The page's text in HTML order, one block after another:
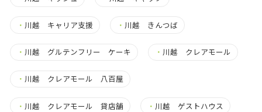
・ 川越 キャリア支援 ・ 川越 きんつば
・ 川越 グルテンフリー ケーキ ・ 川越 クレアモール
・ 川越 クレアモール 八百屋
・ 川越 クレアモール 貸店舗 ・ 川越 ゲストハウス